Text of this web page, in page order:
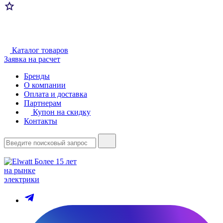
Каталог товаров
Заявка на расчет
Бренды
О компании
Оплата и доставка
Партнерам
Купон на скидку
Контакты
Более 15 лет
на рынке
электрики